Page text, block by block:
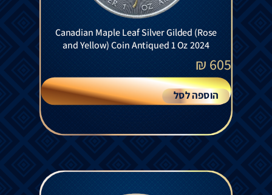
Canadian Maple Leaf Silver Gilded (Rose
and Yellow) Coin Antiqued 1 Oz 2024
605
₪
הוספה לסל